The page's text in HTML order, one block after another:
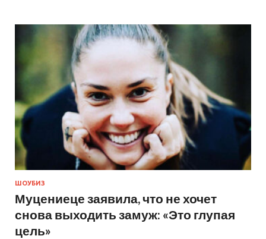
ШОУБИЗ
Муцениеце заявила, что не хочет
снова выходить замуж: «Это глупая
цель»